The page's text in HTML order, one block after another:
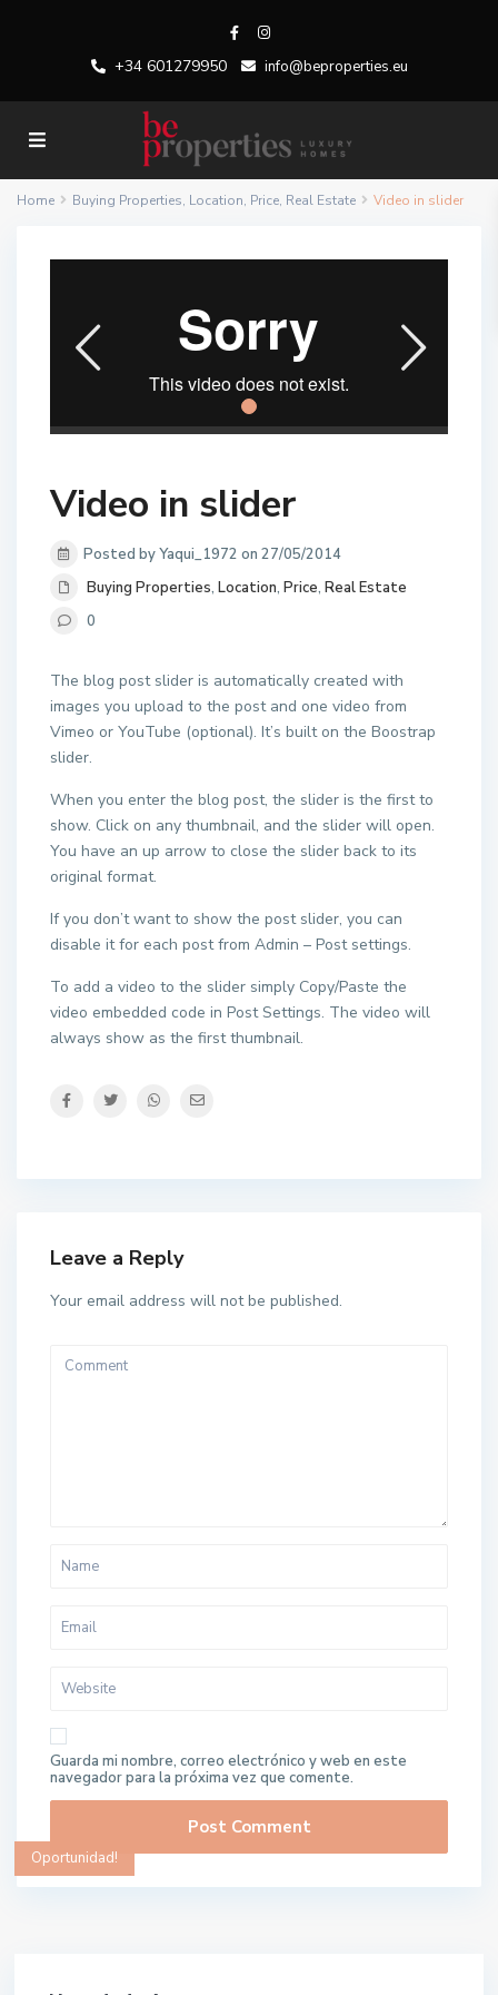
+34 601279950 info@beproperties.eu
Home Buying Properties, Location, Price, Real Estate Video in slider
Video in slider
Posted by Yaqui_1972 on 27/05/2014
Buying Properties, Location, Price, Real Estate
0
The blog post slider is automatically created with
images you upload to the post and one video from
Vimeo or YouTube (optional). It’s built on the Boostrap
slider.
When you enter the blog post, the slider is the first to
show. Click on any thumbnail, and the slider will open.
You have an up arrow to close the slider back to its
original format.
If you don’t want to show the post slider, you can
disable it for each post from Admin – Post settings.
To add a video to the slider simply Copy/Paste the
video embedded code in Post Settings. The video will
always show as the first thumbnail.
Leave a Reply
Your email address will not be published.
Guarda mi nombre, correo electrónico y web en este
navegador para la próxima vez que comente.
Oportunidad!